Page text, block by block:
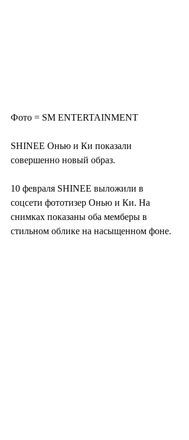
Фото = SM ENTERTAINMENT
SHINEE Онью и Ки показали
совершенно новый образ.
10 февраля SHINEE выложили в
соцсети фототизер Онью и Ки. На
снимках показаны оба мемберы в
стильном облике на насыщенном фоне.